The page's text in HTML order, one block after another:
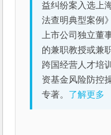
益纠纷案入选上
法查明典型案例
上市公司独立董
的兼职教授或兼
跨国经营人才培
资基金风险防控
专著。 了解更多